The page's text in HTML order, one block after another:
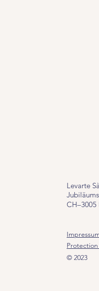
Levarte
CH–3005
© 2023